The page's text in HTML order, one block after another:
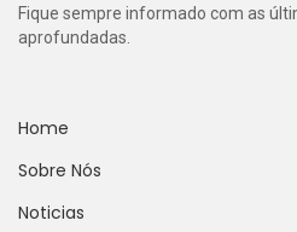
Fique sempre informado com as
aprofundadas.
Home
Sobre Nós
Noticias